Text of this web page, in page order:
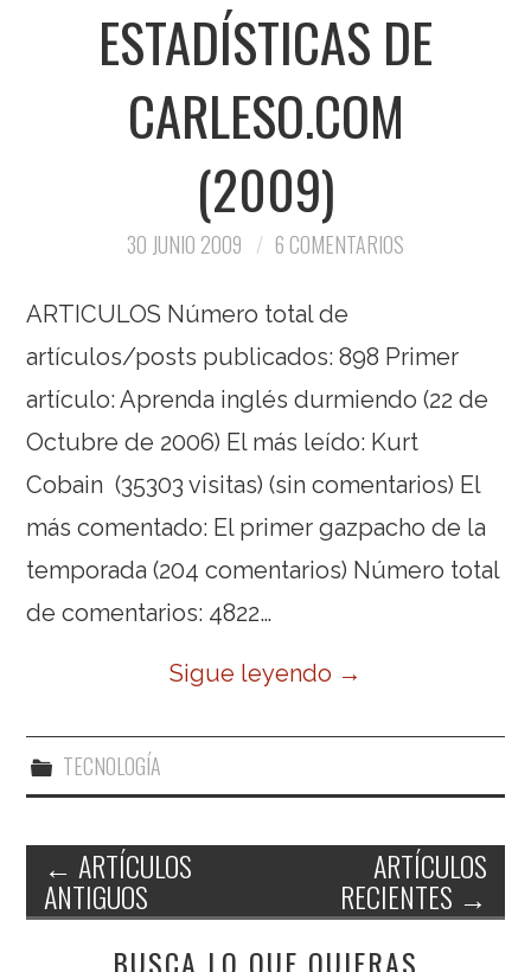
ESTADÍSTICAS DE
CARLESO.COM
(2009)
30 JUNIO 2009 6 COMENTARIOS
ARTICULOS Número total de
artículos/posts publicados: 898 Primer
artículo: Aprenda inglés durmiendo (22 de
Octubre de 2006) El más leído: Kurt
Cobain (35303 visitas) (sin comentarios) El
más comentado: El primer gazpacho de la
temporada (204 comentarios) Número total
de comentarios: 4822…
Sigue leyendo →
TECNOLOGÍA
Navegación de entradas
← ARTÍCULOS
ANTIGUOS
ARTÍCULOS
RECIENTES →
BUSCA LO QUE QUIERAS